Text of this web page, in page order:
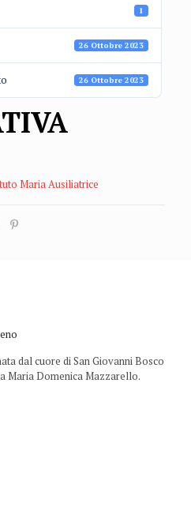
1
26 Ottobre 2023
26 Ottobre 2023
Maria Ausiliatrice
dal cuore di San Giovanni Bosco
Maria Domenica Mazzarello.